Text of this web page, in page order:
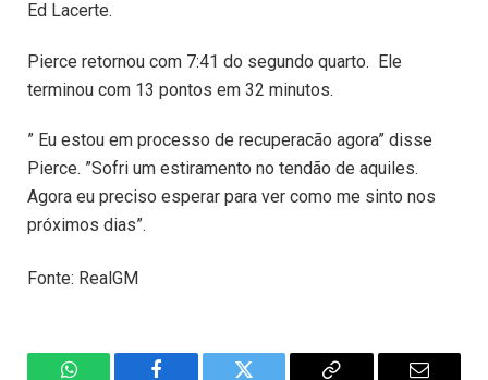
Ed Lacerte.
Pierce retornou com 7:41 do segundo quarto. Ele
terminou com 13 pontos em 32 minutos.
” Eu estou em processo de recuperacão agora” disse
Pierce. ”Sofri um estiramento no tendão de aquiles.
Agora eu preciso esperar para ver como me sinto nos
próximos dias”.
Fonte: RealGM